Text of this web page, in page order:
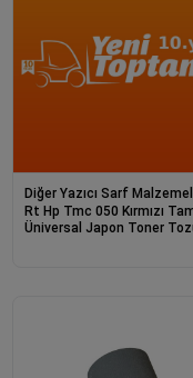
Diğer Yazıcı Sarf
Rt Hp Tmc 050 Kırmızı Tam
Üniversal Japon Toner